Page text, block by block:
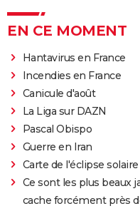
EN CE MOMENT
Hantavirus en France
Incendies en France
Canicule d'août
La Liga sur DAZN
Pascal Obispo
Guerre en Iran
Carte de l'éclipse solaire
Ce sont les plus beaux
cache forcément près